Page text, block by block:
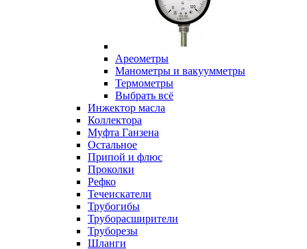
Ареометры
Манометры и вакуумметры
Термометры
Выбрать всё
Инжектор масла
Коллектора
Муфта Ганзена
Остальное
Припой и флюс
Проколки
Рефко
Течеискатели
Трубогибы
Труборасширители
Труборезы
Шланги